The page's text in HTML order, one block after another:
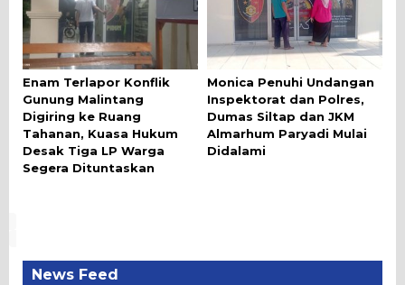
Enam Terlapor Konflik
Gunung Malintang
Digiring ke Ruang
Tahanan, Kuasa Hukum
Desak Tiga LP Warga
Segera Dituntaskan
Monica Penuhi Undangan
Inspektorat dan Polres,
Dumas Siltap dan JKM
Almarhum Paryadi Mulai
Didalami
News Feed